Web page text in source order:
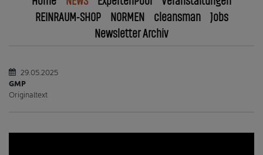
REINRAUM-SHOP
NORMEN cleansman
Jobs
Newsletter Archiv
29.05.2025
GMP
Originaltext